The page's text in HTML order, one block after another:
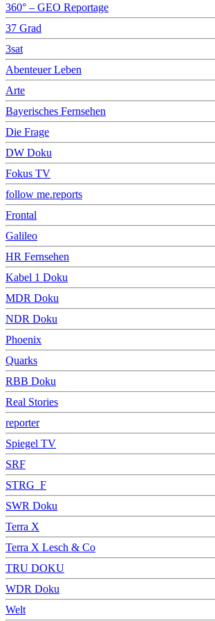
360° – GEO Reportage
37 Grad
3sat
Abenteuer Leben
Arte
Bayerisches Fernsehen
Die Frage
DW Doku
Fokus TV
follow me.reports
Frontal
Galileo
HR Fernsehen
Kabel 1 Doku
MDR Doku
NDR Doku
Phoenix
Quarks
RBB Doku
Real Stories
reporter
Spiegel TV
SRF
STRG_F
SWR Doku
Terra X
Terra X Lesch & Co
TRU DOKU
WDR Doku
Welt